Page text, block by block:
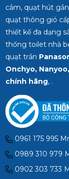
cắm, quạt hút
quạt thông gió
thiết kế đa dạng
thống toilet nhà
quạt trần
Onchyo, Nanyoo,
chính hãng, .
0961 175 995
0989 310 979
0902 303 733